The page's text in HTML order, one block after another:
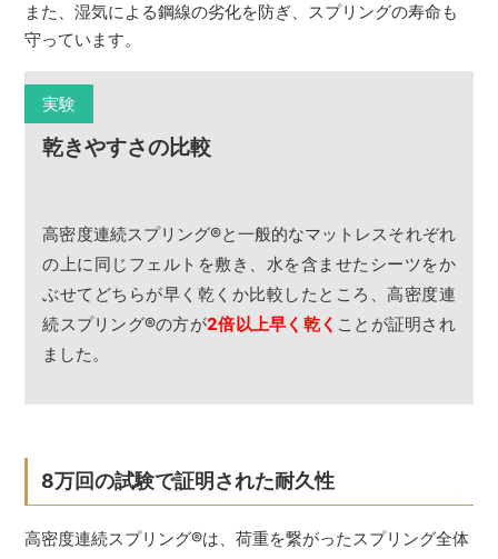
また、湿気による鋼線の劣化を防ぎ、スプリングの寿命も
守っています。
実験
乾きやすさの比較
高密度連続スプリング®と一般的なマットレスそれぞれ
の上に同じフェルトを敷き、水を含ませたシーツをか
ぶせてどちらが早く乾くか比較したところ、高密度連
続スプリング®の方が2倍以上早く乾く ことが証明され
ました。
8万回の試験で証明された耐久性
高密度連続スプリング®は、荷重を繋がったスプリング全体